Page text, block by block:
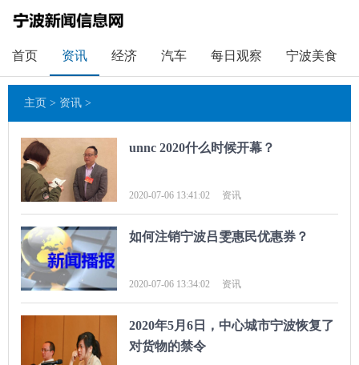
首页 资讯 经济 汽车 每日观察 宁波美食
主页 > 资讯 >
unnc 2020什么时候开幕？
2020-07-06 13:41:02 资讯
如何注销宁波吕雯惠民优惠券？
2020-07-06 13:34:02 资讯
2020年5月6日，中心城市宁波恢复了
对货物的禁令